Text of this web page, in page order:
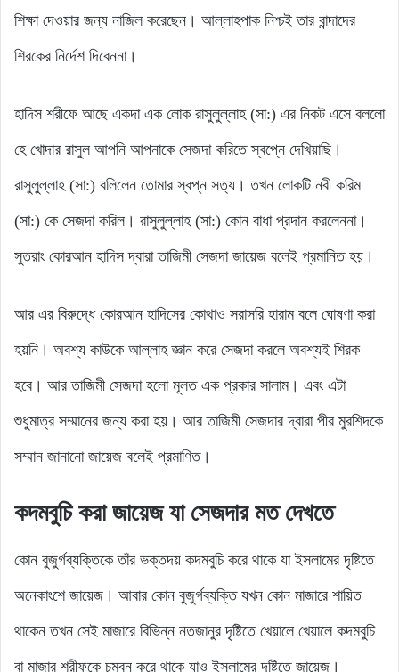
শিক্ষা দেওয়ার জন্য নাজিল করেছেন। আল্লাহপাক নিশ্চই তার বান্দাদের
শিরকের নির্দেশ দিবেননা।
হাদিস শরীফে আছে একদা এক লোক রাসুলুল্লাহ (সা:) এর নিকট এসে বললো
হে খোদার রাসুল আপনি আপনাকে সেজদা করিতে স্বপ্নে দেখিয়াছি।
রাসুলুল্লাহ (সা:) বলিলেন তোমার স্বপ্ন সত্য। তখন লোকটি নবী করিম
(সা:) কে সেজদা করিল। রাসুলুল্লাহ (সা:) কোন বাধা প্রদান করলেননা।
সুতরাং কোরআন হাদিস দ্বারা তাজিমী সেজদা জায়েজ বলেই প্রমানিত হয়।
আর এর বিরুদ্ধে কোরআন হাদিসের কোথাও সরাসরি হারাম বলে ঘোষণা করা
হয়নি। অবশ্য কাউকে আল্লাহ জ্ঞান করে সেজদা করলে অবশ্যই শিরক
হবে। আর তাজিমী সেজদা হলো মূলত এক প্রকার সালাম। এবং এটা
শুধুমাত্র সম্মানের জন্য করা হয়। আর তাজিমী সেজদার দ্বারা পীর মুরশিদকে
সম্মান জানানো জায়েজ বলেই প্রমাণিত।
কদমবুচি করা জায়েজ যা সেজদার মত দেখতে
কোন বুজুর্গব্যক্তিকে তাঁর ভক্তদয় কদমবুচি করে থাকে যা ইসলামের দৃষ্টিতে
অনেকাংশে জায়েজ। আবার কোন বুজুর্গব্যক্তি যখন কোন মাজারে শায়িত
থাকেন তখন সেই মাজারে বিভিন্ন নতজানুর দৃষ্টিতে খেয়ালে খেয়ালে কদমবুচি
বা মাজার শরীফকে চুম্বন করে থাকে যাও ইসলামের দৃষ্টিতে জায়েজ।